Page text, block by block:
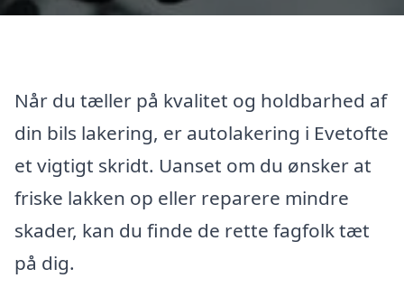
Når du tæller på kvalitet og holdbarhed af
din bils lakering, er autolakering i Evetofte
et vigtigt skridt. Uanset om du ønsker at
friske lakken op eller reparere mindre
skader, kan du finde de rette fagfolk tæt
på dig.